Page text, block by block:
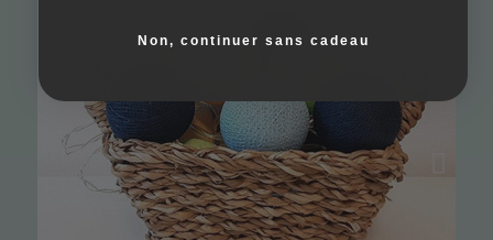
Non, continuer sans cadeau